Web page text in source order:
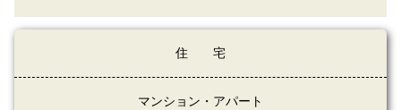
住宅
マンション・アパート